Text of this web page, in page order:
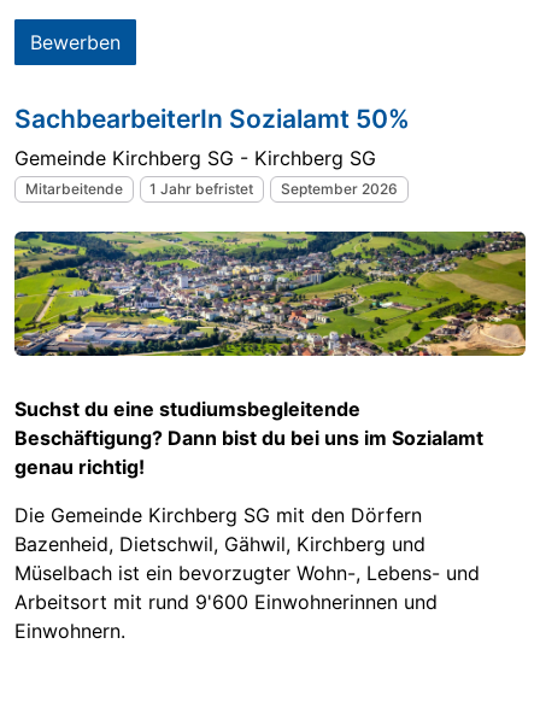
Bewerben
SachbearbeiterIn Sozialamt 50%
Gemeinde Kirchberg SG - Kirchberg SG
Mitarbeitende 1 Jahr befristet September 2026
Suchst du eine studiumsbegleitende
Beschäftigung? Dann bist du bei uns im Sozialamt
genau richtig!
Die Gemeinde Kirchberg SG mit den Dörfern
Bazenheid, Dietschwil, Gähwil, Kirchberg und
Müselbach ist ein bevorzugter Wohn-, Lebens- und
Arbeitsort mit rund 9'600 Einwohnerinnen und
Einwohnern.